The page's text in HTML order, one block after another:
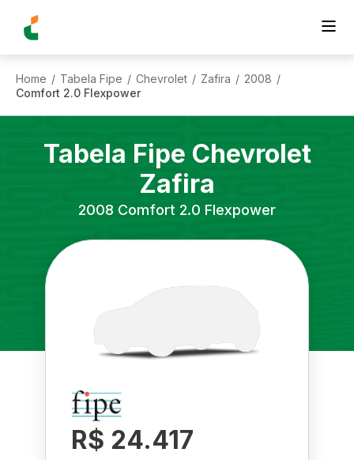
Home / Tabela Fipe / Chevrolet / Zafira / 2008 /
Comfort 2.0 Flexpower
Tabela Fipe Chevrolet
Zafira
2008 Comfort 2.0 Flexpower
R$ 24.417